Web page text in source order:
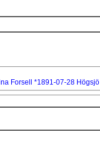
Forsell *1891-07-28 Högsjö